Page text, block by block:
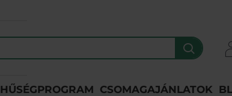
HŰSÉGPROGRAM CSOMAGAJÁNLATOK